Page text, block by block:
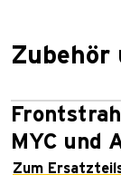
MYC und
Zum